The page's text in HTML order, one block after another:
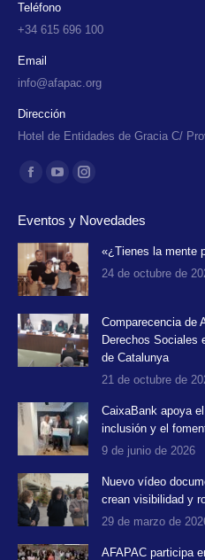
Teléfono
+34 615 696 100
Email
info@afapac.org
Dirección
Hotel de Entidades de Gracia C/
Encuéntranos en:
Facebook
opens
in
new
window
YouTube
opens
in
new
window
Instagram
opens
in
new
window
Eventos y Novedades
«¿Tienes la mente
24 de octubre de
Comparecencia de
Derechos Sociales
de Catalunya
21 de octubre de
CaixaBank apoya
inclusión y el
9 de junio de 2026
Nuevo vídeo
crean visibilidad y
29 de marzo de
AFAPAC participa